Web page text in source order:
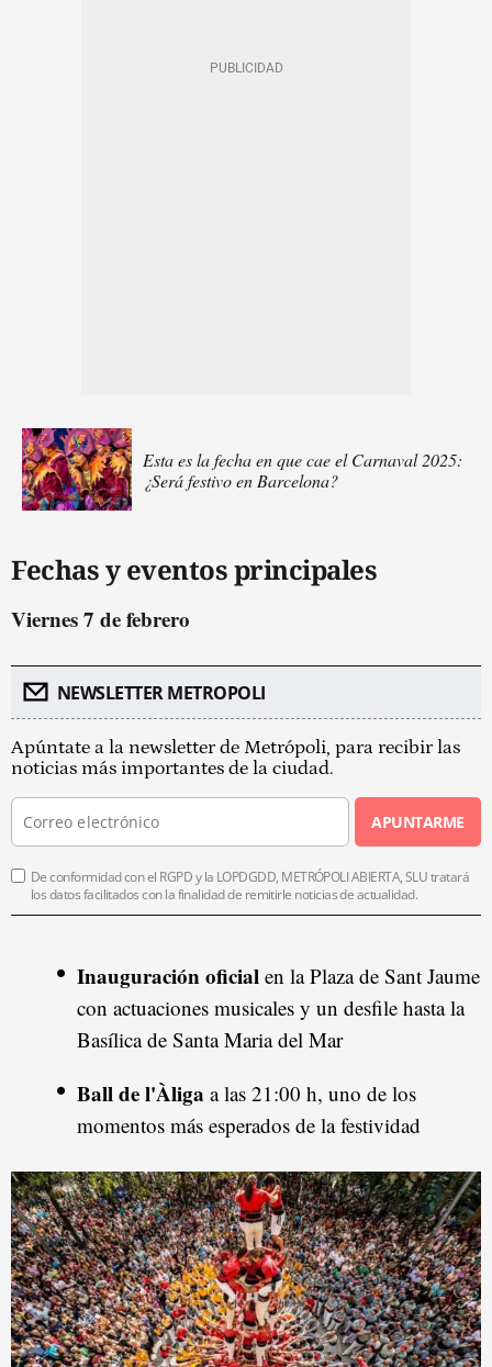
Esta es la fecha en que cae el Carnaval 2025:
¿Será festivo en Barcelona?
Fechas y eventos principales
Viernes 7 de febrero
NEWSLETTER METROPOLI
Apúntate a la newsletter de Metrópoli, para recibir las
noticias más importantes de la ciudad.
APUNTARME
De conformidad con el RGPD y la LOPDGDD, METRÓPOLI ABIERTA, SLU tratará
los datos facilitados con la finalidad de remitirle noticias de actualidad.
Inauguración oficial en la Plaza de Sant Jaume
con actuaciones musicales y un desfile hasta la
Basílica de Santa Maria del Mar
Ball de l'Àliga a las 21:00 h, uno de los
momentos más esperados de la festividad